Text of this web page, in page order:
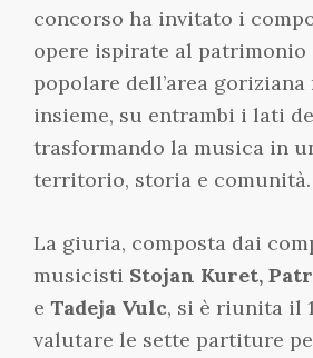
concorso ha invitato i
opere ispirate al
popolare dell’area goriziana
insieme, su entrambi i lati
trasformando la musica in
territorio, storia e comunità.
La giuria, composta dai
musicisti Stojan Kuret,
e Tadeja Vulc, si è riunita il
valutare le sette partiture